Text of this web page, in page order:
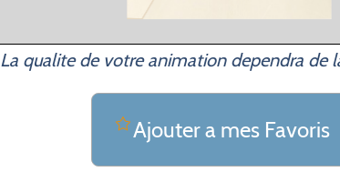
La qualite de votre animation dependra de
Ajouter a mes Favoris